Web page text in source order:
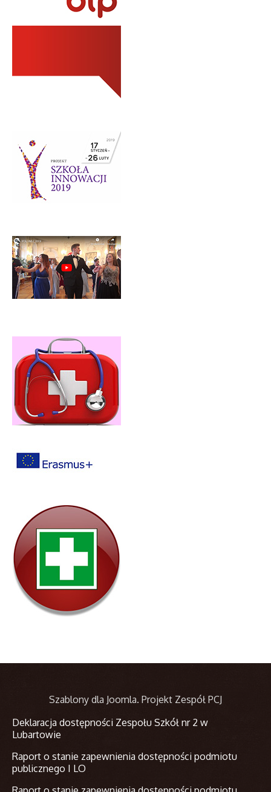
Szablony dla Joomla. Projekt Zespół PCJ
Deklaracja dostępności Zespołu Szkół nr 2 w
Lubartowie
Raport o stanie zapewnienia dostępności podmiotu
publicznego I LO